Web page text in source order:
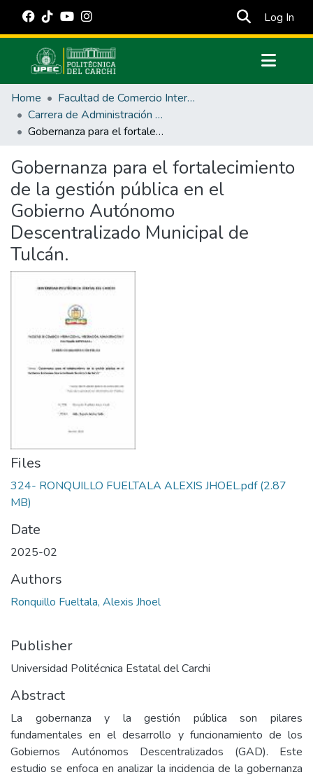
Log In
Communities & Collections
All of DSpace
Statistics
Estadísticas Externas
Manuales
Home
Facultad de Comercio Internacional, Integración, Administración y Economía Empresarial
Carrera de Administración Pública
Gobernanza para el fortalecimiento de la gestión pública en el Gobierno Autónomo Descentralizado Municipal de Tulcán.
Gobernanza para el fortalecimiento
de la gestión pública en el
Gobierno Autónomo
Descentralizado Municipal de
Tulcán.
Files
324- RONQUILLO FUELTALA ALEXIS JHOEL.pdf(2.87
MB)
Date
2025-02
Authors
Ronquillo Fueltala, Alexis Jhoel
Publisher
Universidad Politécnica Estatal del Carchi
Abstract
La gobernanza y la gestión pública son pilares
fundamentales en el desarrollo y funcionamiento de los
Gobiernos Autónomos Descentralizados (GAD). Este
estudio se enfoca en analizar la incidencia de la gobernanza